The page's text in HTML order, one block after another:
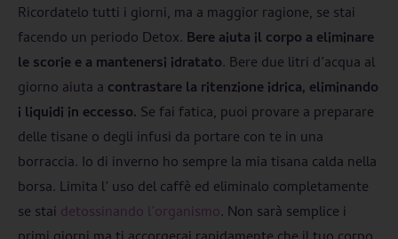
Ricordatelo tutti i giorni, ma a maggior ragione, se stai
facendo un periodo Detox. Bere aiuta il corpo a eliminare
le scorie e a mantenersi idratato. Bere due litri d’acqua al
giorno aiuta a contrastare la ritenzione idrica, eliminando
i liquidi in eccesso. Se fai fatica, puoi provare a preparare
delle tisane o degli infusi da portare con te in una
borraccia. Io di inverno ho sempre la mia tisana calda nella
borsa. Limita l’ uso del caffè ed eliminalo completamente
se stai detossinando l’organismo. Non sarà semplice i